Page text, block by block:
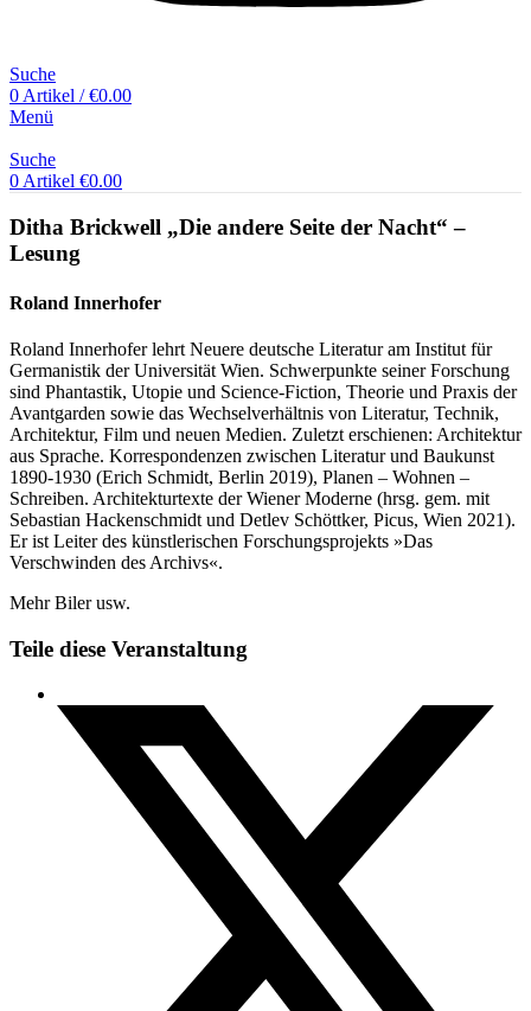
Suche
0 Artikel / €0.00
Menü
Suche
0 Artikel €0.00
Ditha Brickwell „Die andere Seite der Nacht“ –
Lesung
Roland Innerhofer
Roland Innerhofer lehrt Neuere deutsche Literatur am Institut für
Germanistik der Universität Wien. Schwerpunkte seiner Forschung
sind Phantastik, Utopie und Science-Fiction, Theorie und Praxis der
Avantgarden sowie das Wechselverhältnis von Literatur, Technik,
Architektur, Film und neuen Medien. Zuletzt erschienen: Architektur
aus Sprache. Korrespondenzen zwischen Literatur und Baukunst
1890-1930 (Erich Schmidt, Berlin 2019), Planen – Wohnen –
Schreiben. Architekturtexte der Wiener Moderne (hrsg. gem. mit
Sebastian Hackenschmidt und Detlev Schöttker, Picus, Wien 2021).
Er ist Leiter des künstlerischen Forschungsprojekts »Das
Verschwinden des Archivs«.
Mehr Biler usw.
Teile diese Veranstaltung